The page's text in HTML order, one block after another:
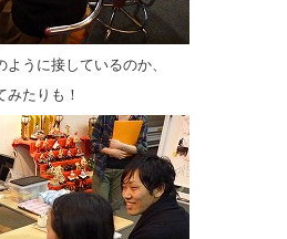
うに接しているのか、
みたりも！